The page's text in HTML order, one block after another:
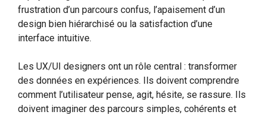
frustration d’un parcours confus, l’apaisement d’un
design bien hiérarchisé ou la satisfaction d’une
interface intuitive.
Les UX/UI designers ont un rôle central : transformer
des données en expériences. Ils doivent comprendre
comment l’utilisateur pense, agit, hésite, se rassure. Ils
doivent imaginer des parcours simples, cohérents et